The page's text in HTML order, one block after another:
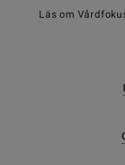
Läs om